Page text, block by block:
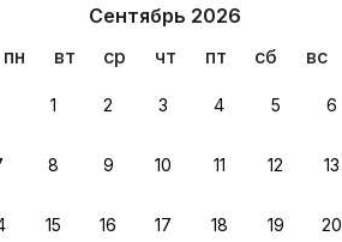
Сентябрь 2026
пн
вт ср чт пт сб вс
1 2 3 4 5 6
8 9 10 11 12 13
15 16 17 18 19 20
заданным фильтрам.